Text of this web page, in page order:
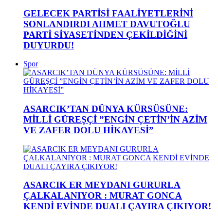
GELECEK PARTİSİ FAALİYETLERİNİ
SONLANDIRDI AHMET DAVUTOĞLU
PARTİ SİYASETİNDEN ÇEKİLDİĞİNİ
DUYURDU!
Spor
ASARCIK’TAN DÜNYA KÜRSÜSÜNE:
MİLLİ GÜREŞÇİ ”ENGİN ÇETİN’İN AZİM
VE ZAFER DOLU HİKAYESİ”
ASARCIK ER MEYDANI GURURLA
ÇALKALANIYOR : MURAT GONCA
KENDİ EVİNDE DUALI ÇAYIRA ÇIKIYOR!